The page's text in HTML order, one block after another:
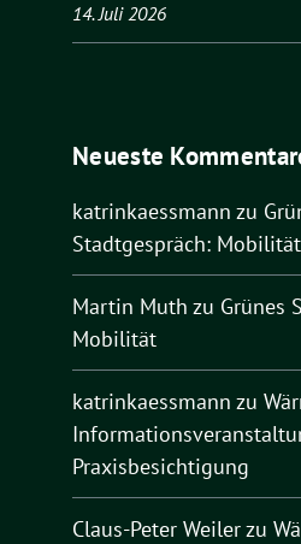
14. Juli 2026
Neueste
katrinkaessmann zu
Stadtgespräch: Mobilität
Martin Muth zu Grünes
Mobilität
katrinkaessmann zu
Praxisbesichtigung
Claus-Peter Weilerzu